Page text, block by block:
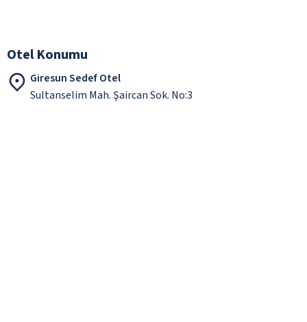
Otel Konumu
Giresun Sedef Otel
Sultanselim Mah. Şaircan Sok. No:3